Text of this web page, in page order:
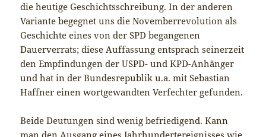
die heutige Geschichtsschreibung. In der anderen
Variante begegnet uns die Novemberrevolution als
Geschichte eines von der SPD begangenen
Dauerverrats; diese Auffassung entsprach seinerzeit
den Empfindungen der USPD- und KPD-Anhänger
und hat in der Bundesrepublik u.a. mit Sebastian
Haffner einen wortgewandten Verfechter gefunden.
Beide Deutungen sind wenig befriedigend. Kann